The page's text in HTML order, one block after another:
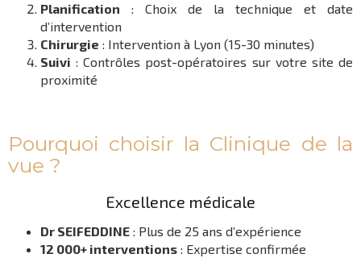
Planification : Choix de la technique et date
d’intervention
Chirurgie : Intervention à Lyon (15-30 minutes)
Suivi : Contrôles post-opératoires sur votre site de
proximité
Pourquoi choisir la Clinique de la
vue ?
Excellence médicale
Dr SEIFEDDINE : Plus de 25 ans d’expérience
12 000+ interventions : Expertise confirmée